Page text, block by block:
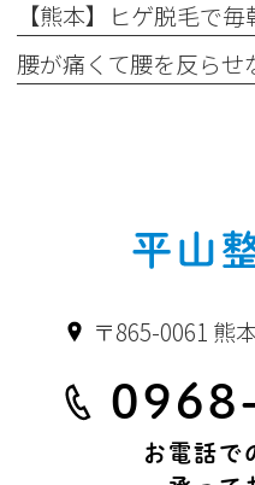
【熊本】ヒゲ脱毛で
〒865-0061 熊
お電話で